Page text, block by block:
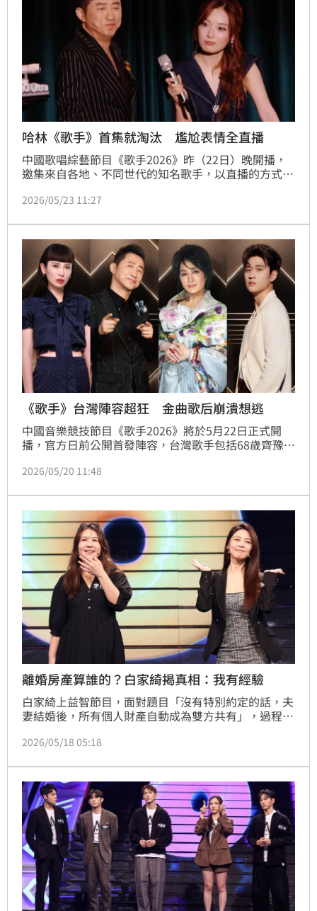
哈林《歌手》首集就淘汰 尷尬表情全直播
中國歌唱綜藝節目《歌手2026》昨（22日）晚開播，
邀集來自各地、不同世代的知名歌手，以直播的方式演
手中排名墊底，慘遭淘汰，得知成績的當下表情一度僵
參賽的魏如萱閒聊時，疑似沒有發現正在直播，談話竟
然爆料他們被製作單位「強制換歌」，引發議論。
2026/05/23 11:27
《歌手》台灣陣容超狂 金曲歌后崩潰想逃
中國音樂競技節目《歌手2026》將於5月22日正式開
播，官方日前公開首發陣容，台灣歌手包括68歲齊豫、
此外，胡彥斌、張碧晨、王菲愛女竇靖童、前「NINE
（Albert Stanaj）也在內，名單曝光掀起熱議。
2026/05/20 11:48
離婚房產算誰的？白家綺揭真相：我有經驗
白家綺上益智節目，面對題目「沒有特別約定的話，夫
妻結婚後，所有個人財產自動成為雙方共有」，過程中
看了笑說「你們真以為我們這是遊戲節目？」。最後白
笑稱「畢竟我自己有經驗嘛！」。
2026/05/18 05:18